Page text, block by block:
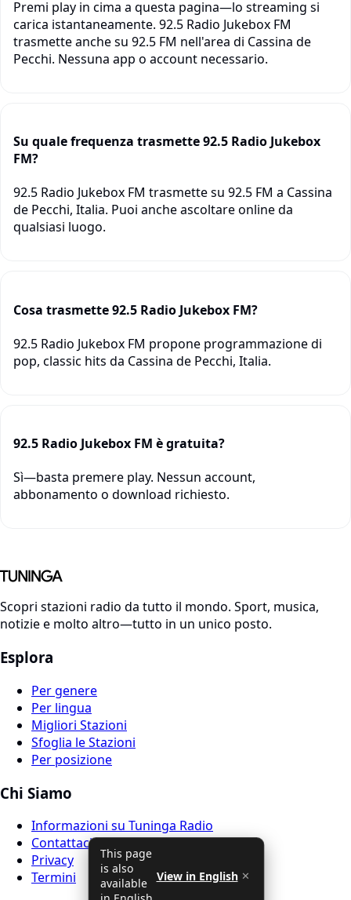
Premi play in cima a questa pagina—lo streaming si
carica istantaneamente. 92.5 Radio Jukebox FM
trasmette anche su 92.5 FM nell'area di Cassina de
Pecchi. Nessuna app o account necessario.
Su quale frequenza trasmette 92.5 Radio Jukebox
FM?
92.5 Radio Jukebox FM trasmette su 92.5 FM a Cassina
de Pecchi, Italia. Puoi anche ascoltare online da
qualsiasi luogo.
Cosa trasmette 92.5 Radio Jukebox FM?
92.5 Radio Jukebox FM propone programmazione di
pop, classic hits da Cassina de Pecchi, Italia.
92.5 Radio Jukebox FM è gratuita?
Sì—basta premere play. Nessun account,
abbonamento o download richiesto.
Scopri stazioni radio da tutto il mondo. Sport, musica,
notizie e molto altro—tutto in un unico posto.
Esplora
Per genere
Per lingua
Migliori Stazioni
Sfoglia le Stazioni
Per posizione
Chi Siamo
Informazioni su Tuninga Radio
Contattaci
Privacy
Termini
This page
is also
available
View in English ✕